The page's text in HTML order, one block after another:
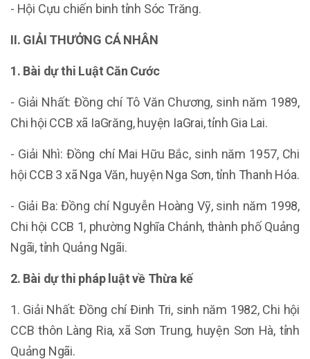
- Hội Cựu chiến binh tỉnh Sóc Trăng.
II. GIẢI THƯỞNG CÁ NHÂN
1. Bài dự thi Luật Căn Cước
- Giải Nhất: Đồng chí Tô Văn Chương, sinh năm 1989,
Chi hội CCB xã IaGrăng, huyện IaGrai, tỉnh Gia Lai.
- Giải Nhì: Đồng chí Mai Hữu Bắc, sinh năm 1957, Chi
hội CCB 3 xã Nga Văn, huyện Nga Sơn, tỉnh Thanh Hóa.
- Giải Ba: Đồng chí Nguyễn Hoàng Vỹ, sinh năm 1998,
Chi hội CCB 1, phường Nghĩa Chánh, thành phố Quảng
Ngãi, tỉnh Quảng Ngãi.
2. Bài dự thi pháp luật về Thừa kế
1. Giải Nhất: Đồng chí Đinh Tri, sinh năm 1982, Chi hội
CCB thôn Làng Ria, xã Sơn Trung, huyện Sơn Hà, tỉnh
Quảng Ngãi.